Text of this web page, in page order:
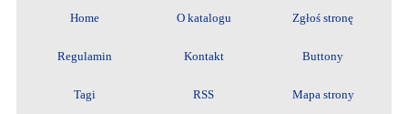
Home O katalogu Zgłoś stronę
Regulamin Kontakt Buttony
Tagi RSS Mapa strony